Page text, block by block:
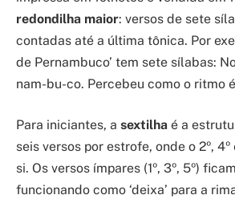
redondilha maior: versos de sete
contadas até a última tônica. Por
de Pernambuco’ tem sete sílabas:
nam-bu-co. Percebeu como o ritmo
Para iniciantes, a sextilha é a
seis versos por estrofe, onde o 2º,
si. Os versos ímpares (1º, 3º, 5º)
funcionando como ‘deixa’ para a